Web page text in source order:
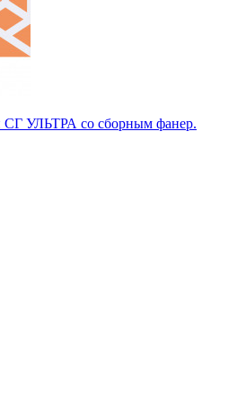
СГ УЛЬТРА со сборным фанер.